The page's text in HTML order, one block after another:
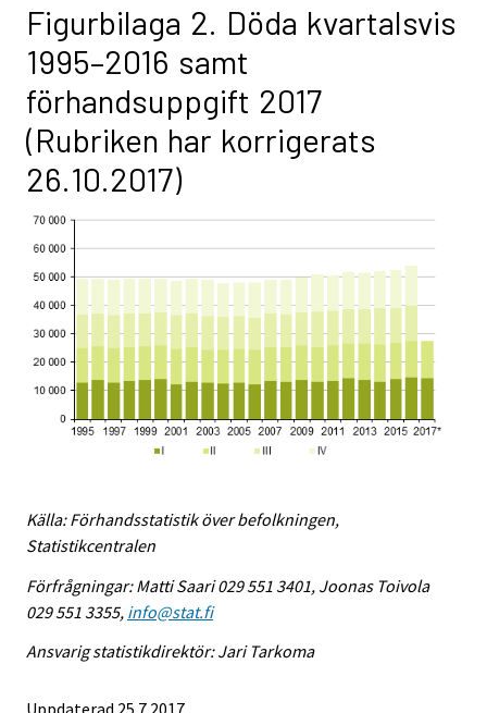
Figurbilaga 2. Döda kvartalsvis
1995–2016 samt
förhandsuppgift 2017
(Rubriken har korrigerats
26.10.2017)
Källa: Förhandsstatistik över befolkningen,
Statistikcentralen
Förfrågningar: Matti Saari 029 551 3401, Joonas Toivola
029 551 3355, info@stat.fi
Ansvarig statistikdirektör: Jari Tarkoma